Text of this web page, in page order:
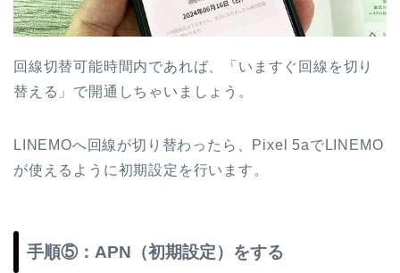
回線切替可能時間内であれば、「いますぐ回線を切り
替える」で開通しちゃいましょう。
LINEMOへ回線が切り替わったら、Pixel 5aでLINEMO
が使えるように初期設定を行います。
手順⑤：APN（初期設定）をする